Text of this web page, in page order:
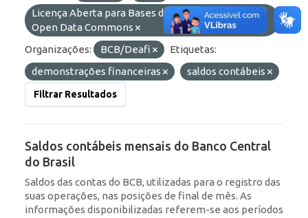
Licença Aberta para Bases de Dados (ODbL) do
Open Data Commons
Organizações:
BCB/Deafi
Etiquetas:
demonstrações financeiras
saldos contábeis
Filtrar Resultados
Saldos contábeis mensais do Banco Central
do Brasil
Saldos das contas do BCB, utilizadas para o registro das
suas operações, nas posições de final de mês. As
informações disponibilizadas referem-se aos períodos